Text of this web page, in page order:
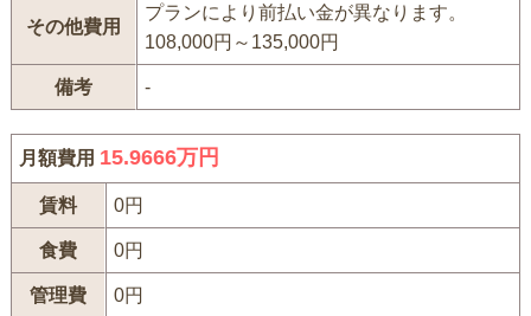
その他費用
プランにより前払い金が異なります。
108,000円～135,000円
備考 -
月額費用 15.9666万円
賃料 0円
食費 0円
管理費 0円